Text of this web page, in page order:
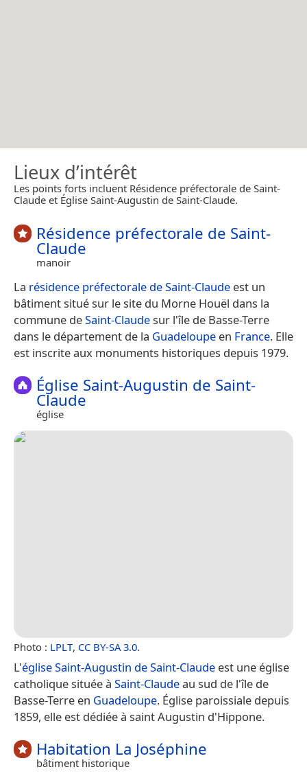
Lieux d’intérêt
Les points forts incluent Résidence préfectorale de Saint-
Claude et Église Saint-Augustin de Saint-Claude.
Résidence préfectorale de Saint-
Claude
manoir
La résidence préfectorale de Saint-Claude est un
bâtiment situé sur le site du Morne Houël dans la
commune deSaint-Claudesur l'île de Basse-Terre
dans le département de la Guadeloupe en France. Elle
est inscrite aux monuments historiques depuis 1979.
Église Saint-Augustin de Saint-
Claude
église
Photo : LPLT, CC BY-SA 3.0.
L'église Saint-Augustin de Saint-Claude est une église
catholique située à Saint-Claudeau sud de l'île de
Basse-Terre en Guadeloupe. Église paroissiale depuis
1859, elle est dédiée à saint Augustin d'Hippone.
Habitation La Joséphine
bâtiment historique